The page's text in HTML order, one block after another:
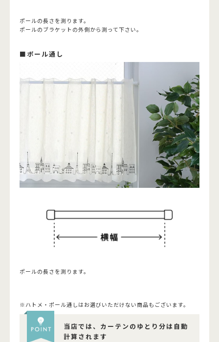
ポールの長さを測ります。
ポールのブラケットの外側から測って下さい。
■ポール通し
ポールの長さを測ります。
※ハトメ・ポール通しはお選びいただけない商品もございます。
当店では、カーテンのゆとり分は自動
計算されます